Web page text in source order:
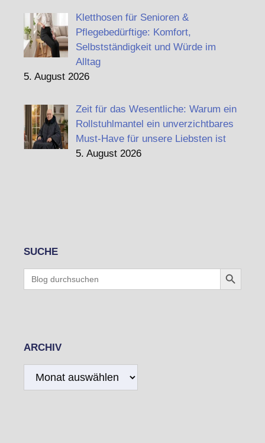
Kletthosen für Senioren &
Pflegebedürftige: Komfort,
Selbstständigkeit und Würde im
Alltag
5. August 2026
Zeit für das Wesentliche: Warum ein
Rollstuhlmantel ein unverzichtbares
Must-Have für unsere Liebsten ist
5. August 2026
SUCHE
Search
for:
Search Button
ARCHIV